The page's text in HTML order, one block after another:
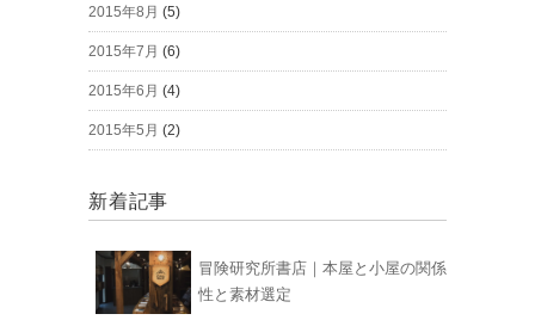
2015年8月 (5)
2015年7月 (6)
2015年6月 (4)
2015年5月 (2)
新着記事
冒険研究所書店｜本屋と小屋の関係
性と素材選定